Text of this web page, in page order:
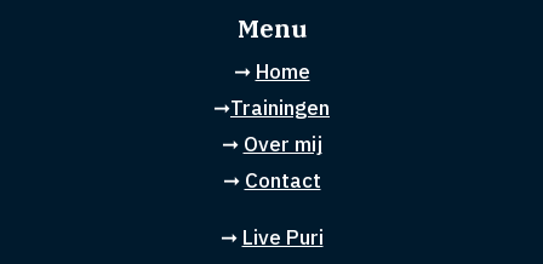
Menu
➞ Home
➞Trainingen
➞ Over mij
➞ Contact
➞ Live Puri